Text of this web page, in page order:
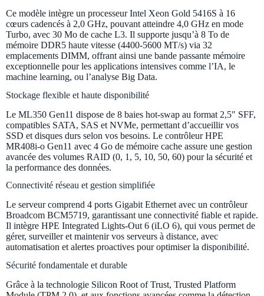
Ce modèle intègre un processeur Intel Xeon Gold 5416S à 16
cœurs cadencés à 2,0 GHz, pouvant atteindre 4,0 GHz en mode
Turbo, avec 30 Mo de cache L3. Il supporte jusqu’à 8 To de
mémoire DDR5 haute vitesse (4400-5600 MT/s) via 32
emplacements DIMM, offrant ainsi une bande passante mémoire
exceptionnelle pour les applications intensives comme l’IA, le
machine learning, ou l’analyse Big Data.
Stockage flexible et haute disponibilité
Le ML350 Gen11 dispose de 8 baies hot-swap au format 2,5″ SFF,
compatibles SATA, SAS et NVMe, permettant d’accueillir vos
SSD et disques durs selon vos besoins. Le contrôleur HPE
MR408i-o Gen11 avec 4 Go de mémoire cache assure une gestion
avancée des volumes RAID (0, 1, 5, 10, 50, 60) pour la sécurité et
la performance des données.
Connectivité réseau et gestion simplifiée
Le serveur comprend 4 ports Gigabit Ethernet avec un contrôleur
Broadcom BCM5719, garantissant une connectivité fiable et rapide.
Il intègre HPE Integrated Lights-Out 6 (iLO 6), qui vous permet de
gérer, surveiller et maintenir vos serveurs à distance, avec
automatisation et alertes proactives pour optimiser la disponibilité.
Sécurité fondamentale et durable
Grâce à la technologie Silicon Root of Trust, Trusted Platform